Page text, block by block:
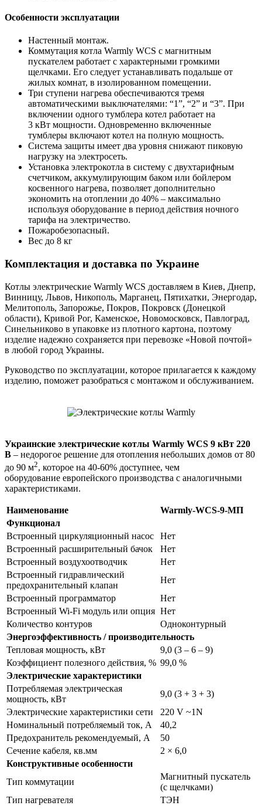
Особенности эксплуатации
Настенный монтаж.
Коммутация котла Warmly WCS с магнитным
пускателем работает с характерными громкими
щелчками. Его следует устанавливать подальше от
жилых комнат, в изолированном помещении.
Три ступени нагрева обеспечиваются тремя
автоматическими выключателями: “1”, “2” и “3”. При
включении одного тумблера котел работает на
3 кВт мощности. Одновременно включенные
тумблеры включают котел на полную мощность.
Система защиты имеет два уровня снижают пиковую
нагрузку на электросеть.
Установка электрокотла в систему с двухтарифным
счетчиком, аккумулирующим баком или бойлером
косвенного нагрева, позволяет дополнительно
экономить на отоплении до 40% – максимально
используя оборудование в период действия ночного
тарифа на электричество.
Пожаробезопасный.
Вес до 8 кг
Комплектация и доставка по Украине
Котлы электрические Warmly WCS доставляем в Киев, Днепр,
Винницу, Львов, Никополь, Марганец, Пятихатки, Энергодар,
Мелитополь, Запорожье, Покров, Покровск (Донецкой
области), Кривой Рог, Каменское, Новомосковск, Павлоград,
Синельниково в упаковке из плотного картона, поэтому
изделие надежно сохраняется при перевозке «Новой почтой»
в любой город Украины.
Руководство по эксплуатации, которое прилагается к каждому
изделию, поможет разобраться с монтажом и обслуживанием.
Украинские электрические котлы Warmly WCS 9 кВт 220
В – недорогое решение для отопления небольших домов от 80
до 90 м2, которое на 40-60% доступнее, чем
оборудование европейского производства с аналогичными
характеристиками.
Наименование
Warmly-WCS-9-МП
Функционал
Встроенный циркуляционный насос
Нет
Встроенный расширительный бачок
Нет
Встроенный воздухоотводчик
Нет
Встроенный гидравлический
предохранительный клапан
Нет
Встроенный программатор
Нет
Встроенный Wi-Fi модуль или опция Нет
Количество контуров
Одноконтурный
Энергоэффективность / производительность
Тепловая мощность, кВт
9,0 (3 – 6 – 9)
Коэффициент полезного действия, % 99,0 %
Электрические характеристики
Потребляемая электрическая
мощность, кВт
9,0 (3 + 3 + 3)
Электрические характеристики сети
220 V ~1N
Номинальный потребляемый ток, А
40,2
Предохранитель рекомендуемый, А
50
Сечение кабеля, кв.мм
2 × 6,0
Конструктивные особенности
Тип коммутации
Магнитный пускатель
(с щелчками)
Тип нагревателя
ТЭН